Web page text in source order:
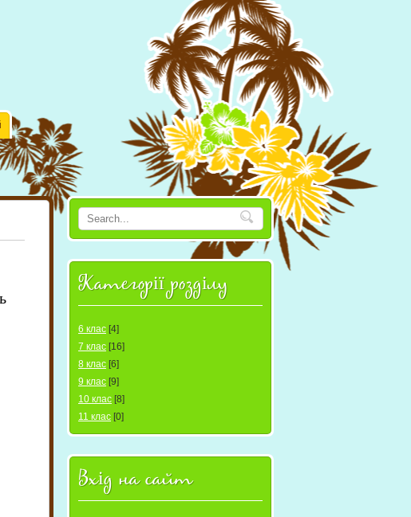
Категорії розділу
6 клас [4]
7 клас [16]
8 клас [6]
9 клас [9]
10 клас [8]
11 клас [0]
Вхід на сайт